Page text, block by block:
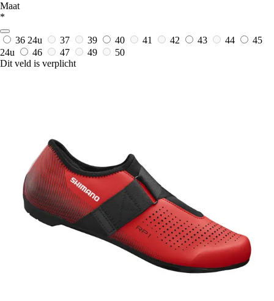
Maat
*
36 24u 37 39 40 41 42 43 44
45
24u
46 47 49
50
Dit veld is verplicht